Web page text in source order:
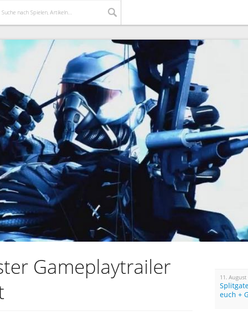
Gameplaytrailer
11. August
euch +